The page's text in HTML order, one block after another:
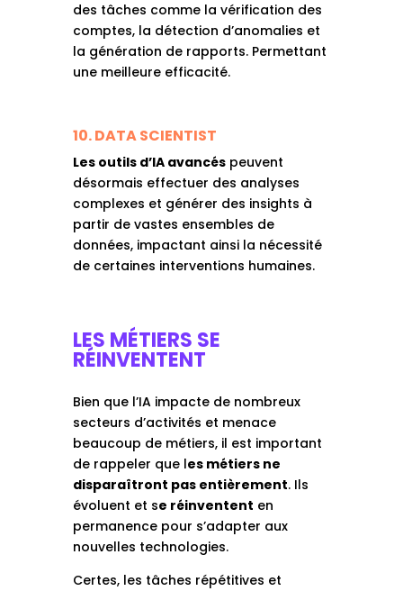
des tâches comme la vérification des
comptes, la détection d’anomalies et
la génération de rapports. Permettant
une meilleure efficacité.
10. DATA SCIENTIST
Les outils d’IA avancéspeuvent
désormais effectuer des analyses
complexes et générer des insights à
partir de vastes ensembles de
données, impactant ainsi la nécessité
de certaines interventions humaines.
LES MÉTIERS SE
RÉINVENTENT
Bien que l’IA impacte de nombreux
secteurs d’activités et menace
beaucoup de métiers, il est important
de rappeler que les métiers ne
disparaîtront pas entièrement. Ils
évoluent et se réinventent en
permanence pour s’adapter aux
nouvelles technologies.
Certes, les tâches répétitives et